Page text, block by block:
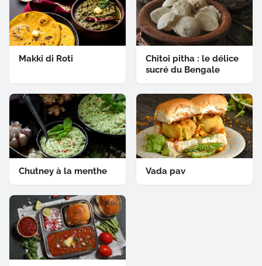
Makki di Roti
Chitoi pitha : le délice
sucré du Bengale
Chutney à la menthe Vada pav